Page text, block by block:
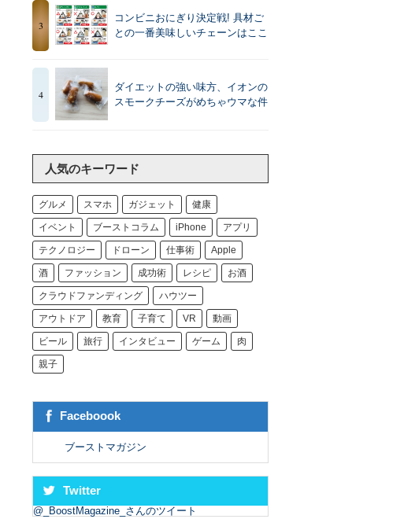
3
コンビニおにぎり決定戦! 具材ご
との一番美味しいチェーンはここ
4
ダイエットの強い味方、イオンの
スモークチーズがめちゃウマな件
人気のキーワード
グルメ スマホ ガジェット 健康
イベント ブーストコラム iPhone アプリ
テクノロジー ドローン 仕事術 Apple
酒 ファッション 成功術 レシピ お酒
クラウドファンディング ハウツー
アウトドア 教育 子育て VR 動画
ビール 旅行 インタビュー ゲーム 肉
親子
Faceboook
ブーストマガジン
Twitter
@_BoostMagazine_さんのツイート